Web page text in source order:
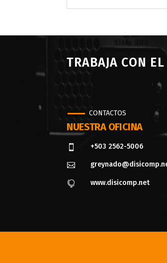
TRABAJA CON
CONTACTOS
NUESTRA OFICINA
 +503 2562-5006

 www.disicomp.net